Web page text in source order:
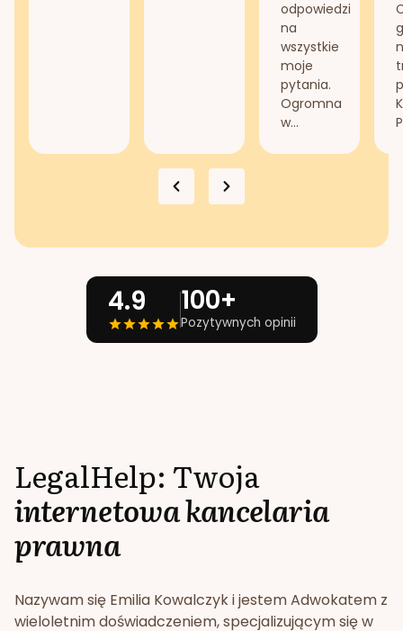
odpowiedzi
na
wszystkie
moje
pytania.
Ogromna
w...
4.9 100+
Pozytywnych opinii
LegalHelp: Twoja
internetowa kancelaria
prawna
Nazywam się Emilia Kowalczyk i jestem Adwokatem z
wieloletnim doświadczeniem, specjalizującym się w